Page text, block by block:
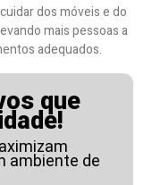
dos móveis e do
mais pessoas a
adequados.
que
ambiente de